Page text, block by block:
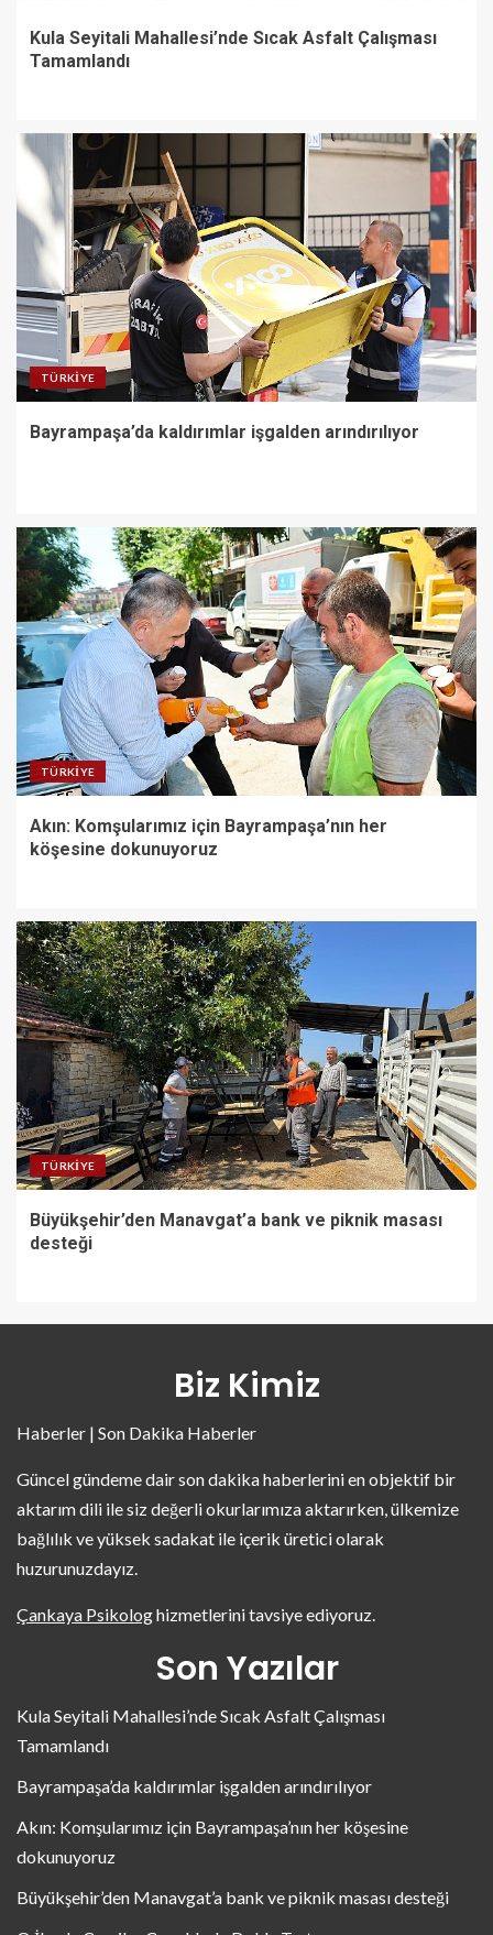
Kula Seyitali Mahallesi’nde Sıcak Asfalt Çalışması
Tamamlandı
TÜRKIYE
Bayrampaşa’da kaldırımlar işgalden arındırılıyor
TÜRKIYE
Akın: Komşularımız için Bayrampaşa’nın her
köşesine dokunuyoruz
TÜRKIYE
Büyükşehir’den Manavgat’a bank ve piknik masası
desteği
Biz Kimiz
Haberler | Son Dakika Haberler
Güncel gündeme dair son dakika haberlerini en objektif bir
aktarım dili ile siz değerli okurlarımıza aktarırken, ülkemize
bağlılık ve yüksek sadakat ile içerik üretici olarak
huzurunuzdayız.
Çankaya Psikologhizmetlerini tavsiye ediyoruz.
Son Yazılar
Kula Seyitali Mahallesi’nde Sıcak Asfalt Çalışması
Tamamlandı
Bayrampaşa’da kaldırımlar işgalden arındırılıyor
Akın: Komşularımız için Bayrampaşa’nın her köşesine
dokunuyoruz
Büyükşehir’den Manavgat’a bank ve piknik masası desteği